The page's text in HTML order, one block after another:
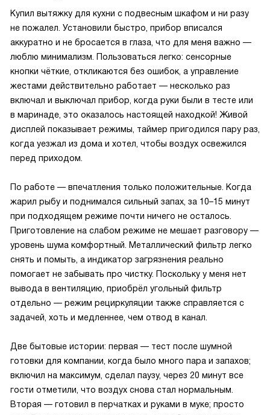
Купил вытяжку для кухни с подвесным шкафом и ни разу
не пожалел. Установили быстро, прибор вписался
аккуратно и не бросается в глаза, что для меня важно —
люблю минимализм. Пользоваться легко: сенсорные
кнопки чёткие, откликаются без ошибок, а управление
жестами действительно работает — несколько раз
включал и выключал прибор, когда руки были в тесте или
в маринаде, это оказалось настоящей находкой! Живой
дисплей показывает режимы, таймер пригодился пару раз,
когда уезжал из дома и хотел, чтобы воздух освежился
перед приходом.
По работе — впечатления только положительные. Когда
жарил рыбу и поднимался сильный запах, за 10–15 минут
при подходящем режиме почти ничего не осталось.
Приготовление на слабом режиме не мешает разговору —
уровень шума комфортный. Металлический фильтр легко
снять и помыть, а индикатор загрязнения реально
помогает не забывать про чистку. Поскольку у меня нет
вывода в вентиляцию, приобрёл угольный фильтр
отдельно — режим рециркуляции также справляется с
задачей, хоть и медленнее, чем отвод в канал.
Две бытовые истории: первая — тест после шумной
готовки для компании, когда было много пара и запахов;
включил на максимум, сделал паузу, через 20 минут все
гости отметили, что воздух снова стал нормальным.
Вторая — готовил в перчатках и руками в муке; просто